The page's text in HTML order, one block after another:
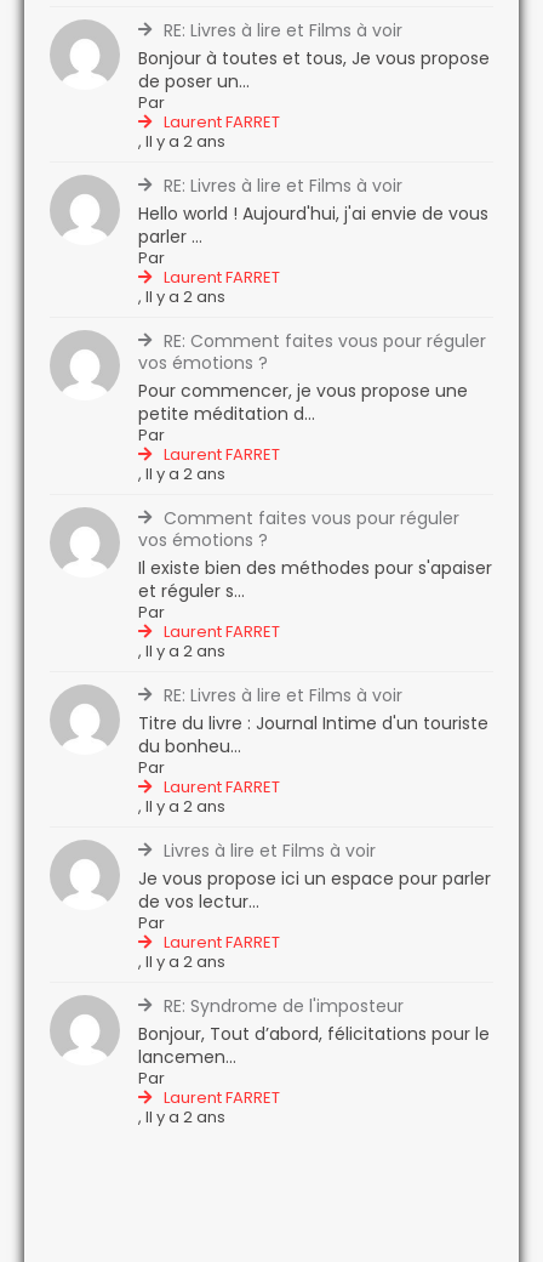
RE: Livres à lire et Films à voir
Bonjour à toutes et tous, Je vous propose
de poser un...
Par
Laurent FARRET
,Il y a 2 ans
RE: Livres à lire et Films à voir
Hello world ! Aujourd'hui, j'ai envie de vous
parler ...
Par
Laurent FARRET
,Il y a 2 ans
RE: Comment faites vous pour réguler
vos émotions ?
Pour commencer, je vous propose une
petite méditation d...
Par
Laurent FARRET
,Il y a 2 ans
Comment faites vous pour réguler
vos émotions ?
Il existe bien des méthodes pour s'apaiser
et réguler s...
Par
Laurent FARRET
,Il y a 2 ans
RE: Livres à lire et Films à voir
Titre du livre : Journal Intime d'un touriste
du bonheu...
Par
Laurent FARRET
,Il y a 2 ans
Livres à lire et Films à voir
Je vous propose ici un espace pour parler
de vos lectur...
Par
Laurent FARRET
,Il y a 2 ans
RE: Syndrome de l'imposteur
Bonjour, Tout d’abord, félicitations pour le
lancemen...
Par
Laurent FARRET
,Il y a 2 ans